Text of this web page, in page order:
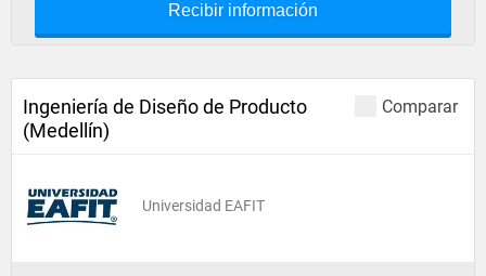
Recibir información
Comparar
Ingeniería de Diseño de Producto
(Medellín)
Universidad EAFIT